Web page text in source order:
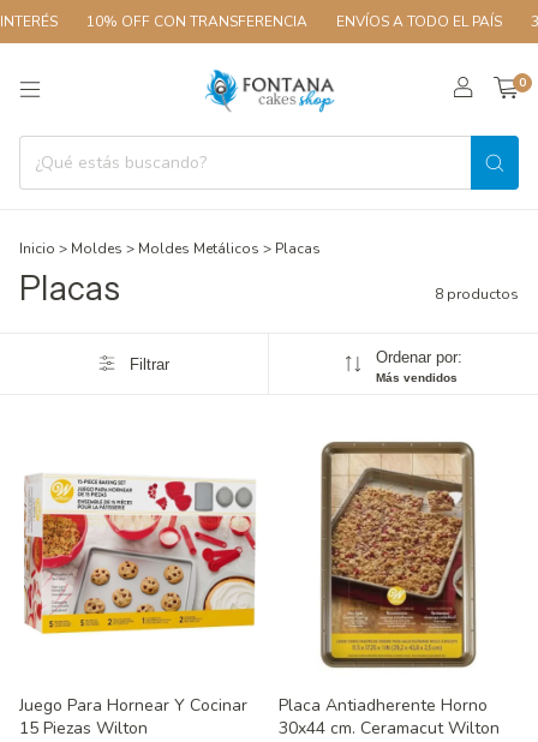
10% OFF CON TRANSFERENCIA ENVÍOS A TODO EL PAÍS 3
0
Inicio > Moldes > Moldes Metálicos > Placas
Placas 8 productos
Filtrar Ordenar por:
Más vendidos
Juego Para Hornear Y Cocinar
15 Piezas Wilton
Placa Antiadherente Horno
30x44 cm. Ceramacut Wilton